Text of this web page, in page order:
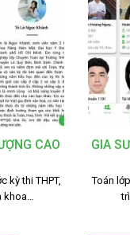
CAO
kỳ thi THPT,
khoa…
GIA
Toán